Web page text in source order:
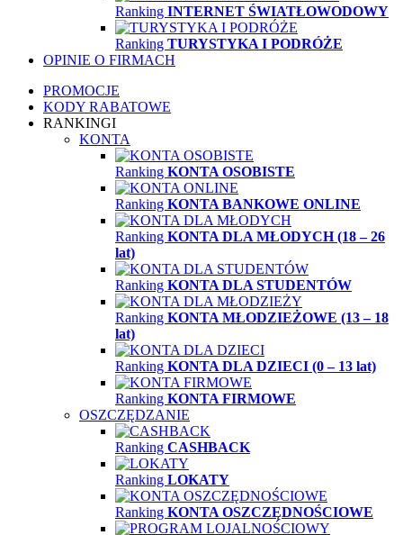
Ranking INTERNET ŚWIATŁOWODOWY
Ranking TURYSTYKA I PODRÓŻE
OPINIE O FIRMACH
PROMOCJE
KODY RABATOWE
RANKINGI
KONTA
Ranking KONTA OSOBISTE
Ranking KONTA BANKOWE ONLINE
Ranking KONTA DLA MŁODYCH (18 – 26
lat)
Ranking KONTA DLA STUDENTÓW
Ranking KONTA MŁODZIEŻOWE (13 – 18
lat)
Ranking KONTA DLA DZIECI (0 – 13 lat)
Ranking KONTA FIRMOWE
OSZCZĘDZANIE
Ranking CASHBACK
Ranking LOKATY
Ranking KONTA OSZCZĘDNOŚCIOWE